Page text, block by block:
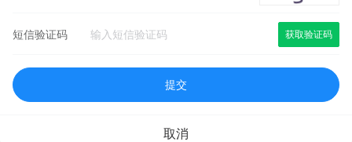
短信验证码 获取验证码
提交
取消